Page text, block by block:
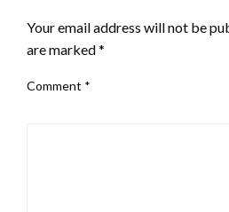
Your email address will not be
are marked*
Comment *